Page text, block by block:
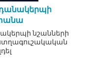
նշանների